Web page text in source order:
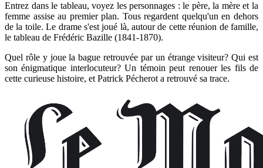
Entrez dans le tableau, voyez les personnages : le père, la mère et la
femme assise au premier plan. Tous regardent quelqu'un en dehors
de la toile. Le drame s'est joué là, autour de cette réunion de famille,
le tableau de Frédéric Bazille (1841-1870).
Quel rôle y joue la bague retrouvée par un étrange visiteur? Qui est
son énigmatique interlocuteur? Un témoin peut renouer les fils de
cette curieuse histoire, et Patrick Pécherot a retrouvé sa trace.